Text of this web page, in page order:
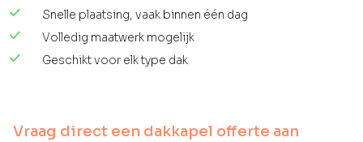
Snelle plaatsing, vaak binnen één dag
Volledig maatwerk mogelijk
Geschikt voor elk type dak
Vraag direct een dakkapel offerte aan